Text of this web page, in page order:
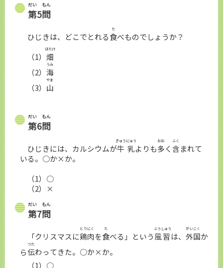
第
だい
5問
もん
ひじきは、どこでとれる食
た
べものでしょうか？
（1） 畑
はたけ
（2） 海
うみ
（3） 山
やま
第
だい
6問
もん
ひじきには、カルシウムが牛乳
ぎゅうにゅう
よりも多
おお
く含
ふく
まれて
いる。○か×か。
（1）○
（2）×
第
だい
7問
もん
「クリスマスに鶏肉
とりにく
を食
た
べる」という風習
ふうしゅう
は、 外国
がいこく
か
ら伝
つた
わってきた。○か×か。
（1）○